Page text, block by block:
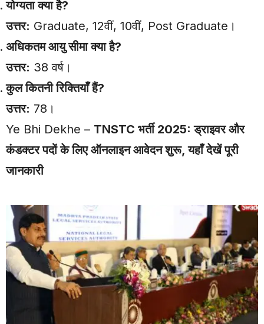
योग्यता क्या है?
उत्तर: Graduate, 12वीं, 10वीं, Post Graduate।
अधिकतम आयु सीमा क्या है?
उत्तर: 38 वर्ष।
कुल कितनी रिक्तियाँ हैं?
उत्तर: 78।
Ye Bhi Dekhe – TNSTC भर्ती 2025: ड्राइवर और
कंडक्टर पदों के लिए ऑनलाइन आवेदन शुरू, यहाँ देखें पूरी
जानकारी